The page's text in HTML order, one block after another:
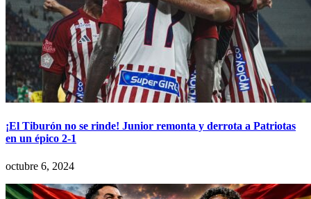
¡El Tiburón no se rinde! Junior remonta y derrota a Patriotas
en un épico 2-1
octubre 6, 2024